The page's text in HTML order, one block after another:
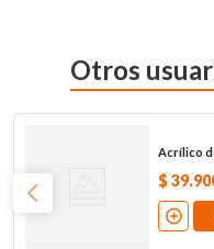
Otros
Acrílico
$ 39.